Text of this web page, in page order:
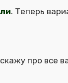
. Теперь
про все